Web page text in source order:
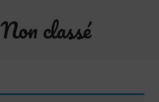
Non classé